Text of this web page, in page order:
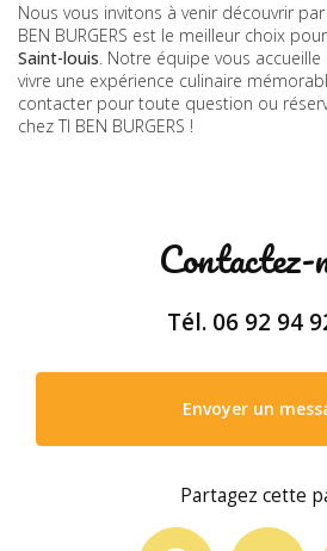
Nous vous invitons à venir découvrir
BEN BURGERS est le meilleur choix
Saint-louis. Notre équipe vous
vivre une expérience culinaire
contacter pour toute question ou
chez TI BEN BURGERS !
Contactez-
Tél. 06 92 94
Envoyer un
Partagez cette
Facebook